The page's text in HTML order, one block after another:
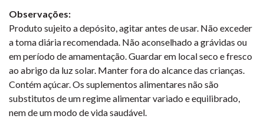
Observações:
Produto sujeito a depósito, agitar antes de usar. Não exceder
a toma diária recomendada. Não aconselhado a grávidas ou
em período de amamentação. Guardar em local seco e fresco
ao abrigo da luz solar. Manter fora do alcance das crianças.
Contém açúcar. Os suplementos alimentares não são
substitutos de um regime alimentar variado e equilibrado,
nem de um modo de vida saudável.